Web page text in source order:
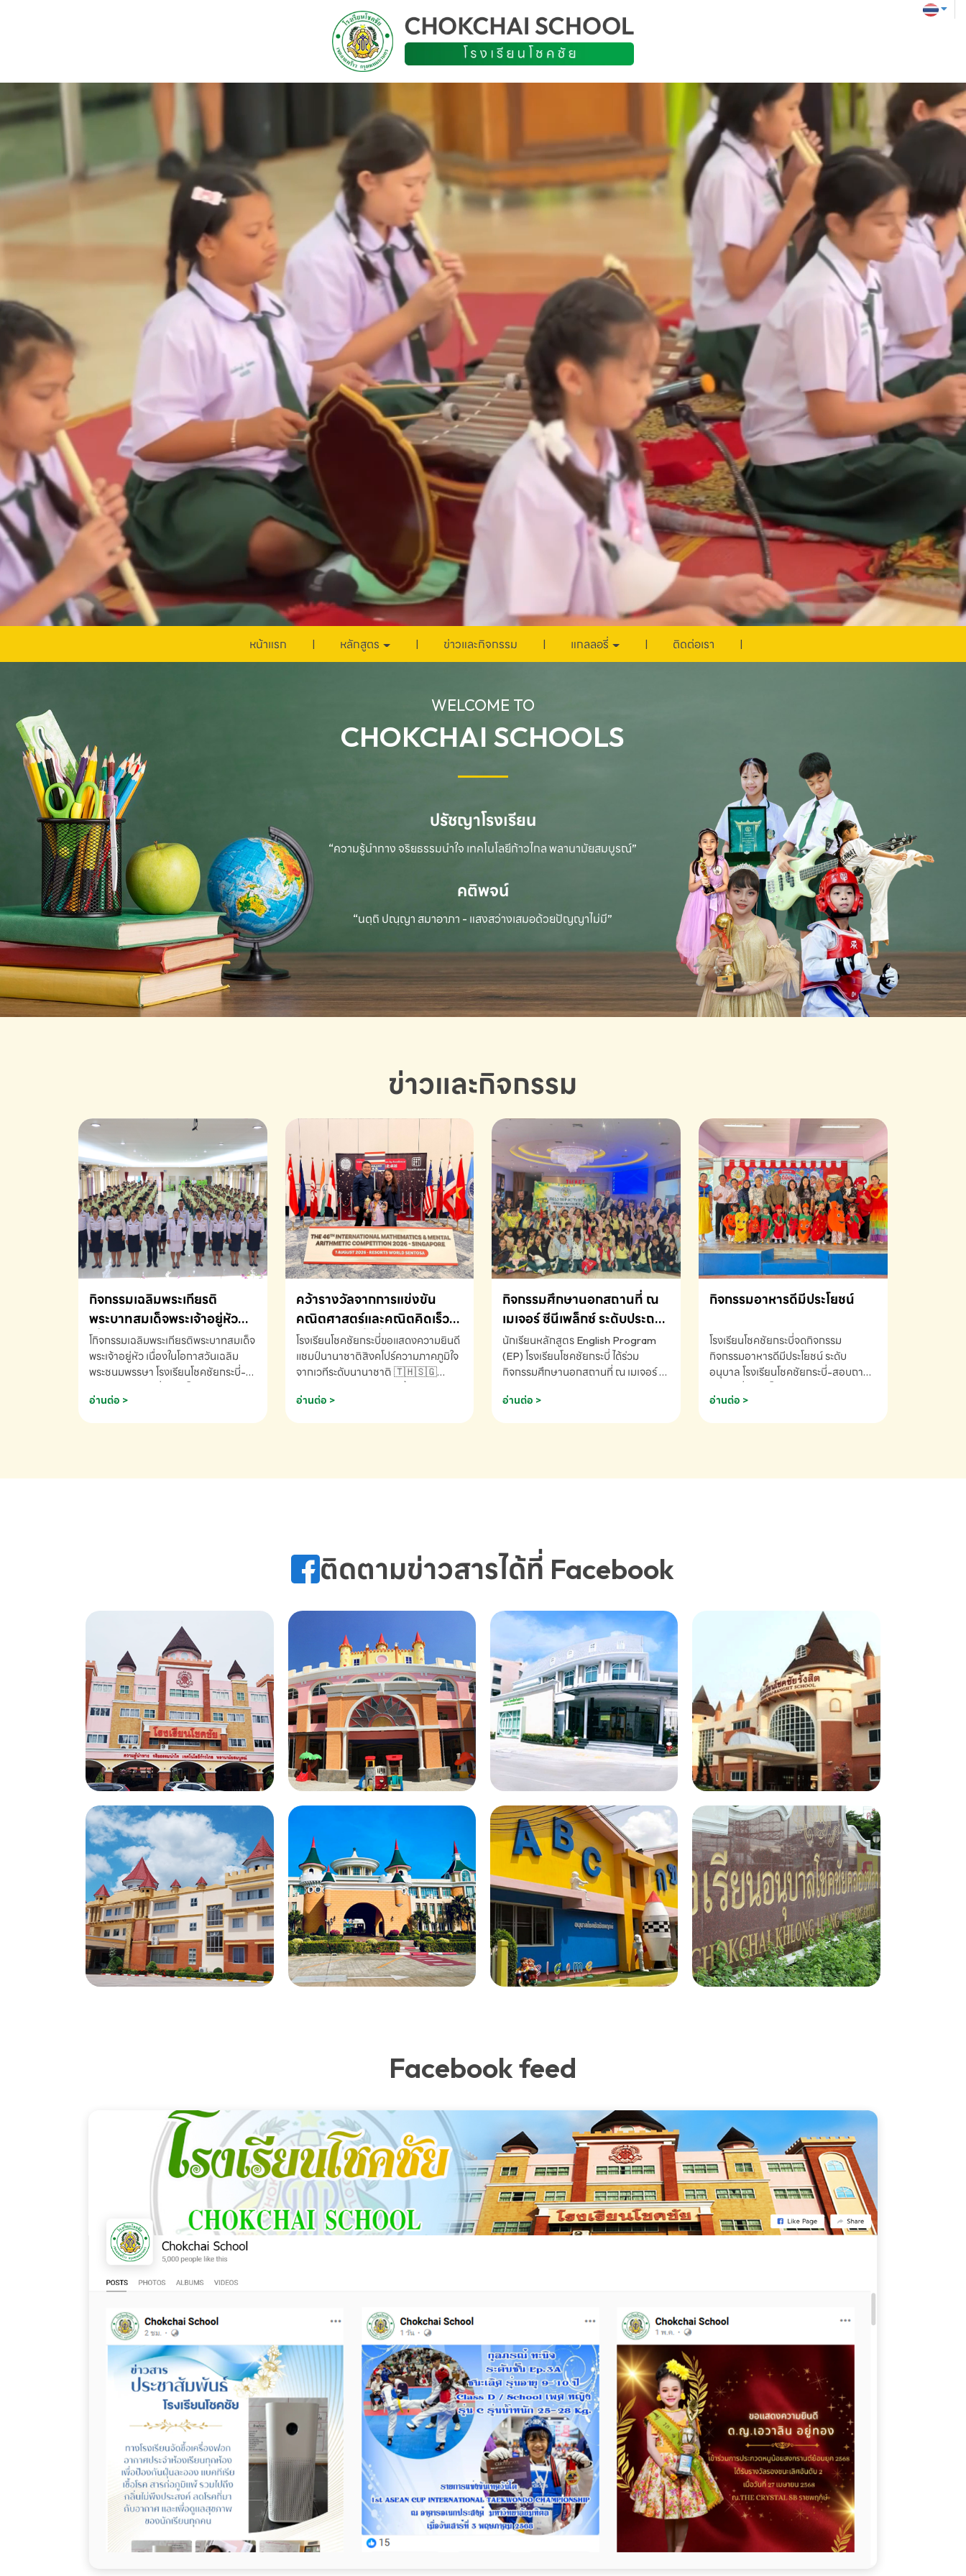
หน้าแรก หลักสูตร ข่าวและกิจกรรม แกลลอรี่ ติดต่อเรา
WELCOME TO
CHOKCHAI SCHOOLS
ปรัชญาโรงเรียน
“ความรู้นำทาง จริยธรรมนำใจ เทคโนโลยีก้าวไกลพลานามัยสมบูรณ์”
คติพจน์
“นตฺถิ ปณฺญา สมาอาภา - แสงสว่างเสมอด้วยปัญญาไม่มี”
ข่าวและกิจกรรม
กิจกรรมเฉลิมพระเกียรติ
พระบาทสมเด็จพระเจ้าอยู่หัว
เนื่องในโอกาสวันเฉลิม
พระชนมพรรษา
โกิจกรรมเฉลิมพระเกียรติพระบาทสมเด็จ
พระเจ้าอยู่หัว เนื่องในโอกาสวันเฉลิม
พระชนมพรรษา โรงเรียนโชคชัยกระบี่-
691910
อ่านต่อ >
คว้ารางวัลจากการแข่งขัน
คณิตศาสตร์และคณิตคิดเร็ว
นานาชาติ ครั้งที่ 46 ประจำปี
2569 ณ ประเทศสิงคโปร์
โรงเรียนโชคชัยกระบี่ขอแสดงความยินดี
แชมป์นานาชาติสิงคโปร์ความภาคภูมิใจ
จากเวทีระดับนานาชาติ 🇹🇭🇸🇬
K3 โรงเรียนโชคชัยกระบี่ จ.กระบี่ คว้า
AND MENTAL ARITHMETIC
Arithmetic Competition K2(Grop)
โรงเรียนโชคชัยกระบี่-สอบถามข้อมูล
อ่านต่อ >
กิจกรรมศึกษานอกสถานที่ ณ
เมเจอร์ ซีนีเพล็กซ์ ระดับประถม
ศึกษา (EP.1-6)
นักเรียนหลักสูตร English Program
(EP) โรงเรียนโชคชัยกระบี่ ได้ร่วม
กิจกรรมศึกษานอกสถานที่ ณ เมเจอร์ ซี
(Soundtrack)เพื่อเสริมทักษะการฟัง
โชคชัยกระบี่-สอบถามข้อมูลเพิ่มเติม
อ่านต่อ >
กิจกรรมอาหารดีมีประโยชน์
โรงเรียนโชคชัยกระบี่จดกิจกรรม
กิจกรรมอาหารดีมีประโยชน์ ระดับ
อนุบาล โรงเรียนโชคชัยกระบี่-สอบถาม
อ่านต่อ >
ติดตามข่าวสารได้ที่ Facebook
Facebook feed